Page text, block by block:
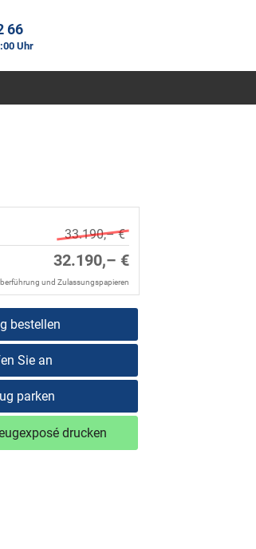
66
Uhr
33.190,– €
32.190,– €
und Zulassungspapieren
bestellen
Sie an
parken
drucken